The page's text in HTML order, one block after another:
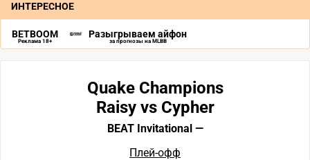
ИНТЕРЕСНОЕ
BETBOOM
Реклама 18+
Разыгрываем айфон
за прогнозы на MLBB
Quake Champions
Raisy vs Cypher
BEAT Invitational —
Плей-офф